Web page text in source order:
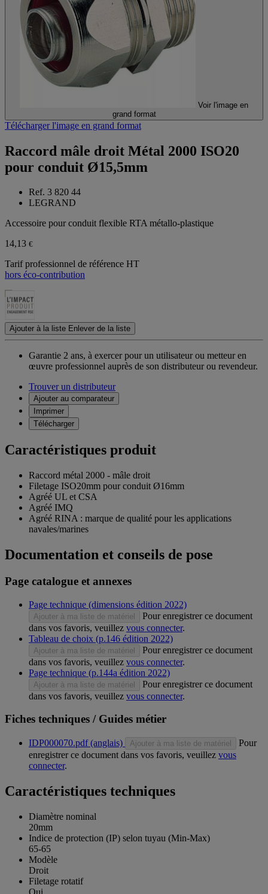
Voir l'image en
grand format
Télécharger l'image en grand format
Raccord mâle droit Métal 2000 ISO20
pour conduit Ø15,5mm
Ref. 3 820 44
LEGRAND
Accessoire pour conduit flexible RTA métallo-plastique
14,13 €
Tarif professionnel de référence HT
hors éco-contribution
Ajouter à la liste Enlever de la liste
Garantie 2 ans, à exercer pour un utilisateur ou metteur en
œuvre professionnel auprès de son distributeur ou revendeur.
Trouver un distributeur
Ajouter au comparateur
Imprimer
Télécharger
Caractéristiques produit
Raccord métal 2000 - mâle droit
Filetage ISO20mm pour conduit Ø16mm
Agréé UL et CSA
Agréé IMQ
Agréé RINA : marque de qualité pour les applications
navales/marines
Documentation et conseils de pose
Page catalogue et annexes
Page technique (dimensions édition 2022)
Ajouter à ma liste de matériel
Pour enregistrer ce document
dans vos favoris, veuillez vous connecter.
Tableau de choix (p.146 édition 2022)
Ajouter à ma liste de matériel
Pour enregistrer ce document
dans vos favoris, veuillez vous connecter.
Page technique (p.144a édition 2022)
Ajouter à ma liste de matériel
Pour enregistrer ce document
dans vos favoris, veuillez vous connecter.
Fiches techniques / Guides métier
IDP000070.pdf (anglais) Ajouter à ma liste de matériel
Pour
enregistrer ce document dans vos favoris, veuillez vous
connecter.
Caractéristiques techniques
Diamètre nominal
20mm
Indice de protection (IP) selon tuyau (Min-Max)
65-65
Modèle
Droit
Filetage rotatif
Oui